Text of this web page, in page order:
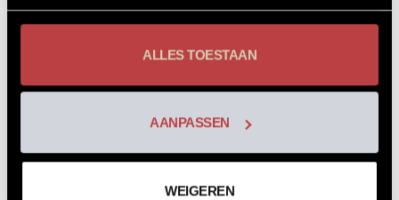
ALLES TOESTAAN
AANPASSEN
WEIGEREN
T-shirt – Neon T-shirt – Tour
€29,99